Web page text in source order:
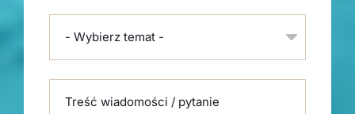
- Wybierz temat -
Treść wiadomości / pytanie